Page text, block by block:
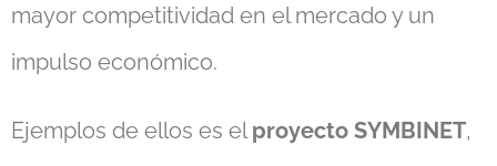
mayor competitividad en el mercado y un
impulso económico.
Ejemplos de ellos es el proyecto SYMBINET,